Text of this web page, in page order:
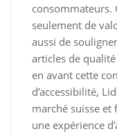
consommateurs.
seulement de
aussi de
articles de
en avant cette
d’accessibilité,
marché suisse et
une expérience